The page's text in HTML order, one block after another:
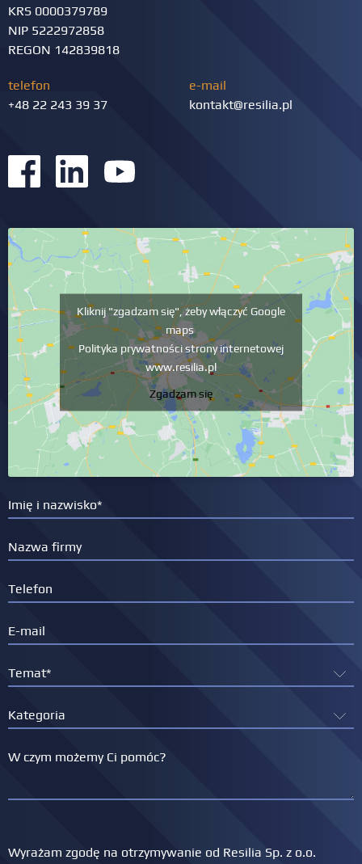
KRS 0000379789
NIP 5222972858
REGON 142839818
telefon
+48 22 243 39 37
e-mail
kontakt@resilia.pl
Kliknij "zgadzam się", żeby włączyć Google
maps
Polityka prywatności strony internetowej
www.resilia.pl
Zgadzam się
Wyrażam zgodę na otrzymywanie od Resilia Sp. z o.o.